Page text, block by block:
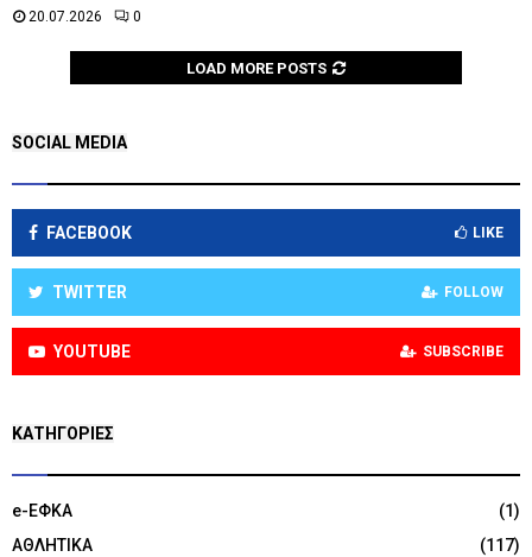
20.07.2026 0
LOAD MORE POSTS
SOCIAL MEDIA
FACEBOOK LIKE
TWITTER FOLLOW
YOUTUBE SUBSCRIBE
KΑΤΗΓΟΡΊΕΣ
e-ΕΦΚΑ
(1)
ΑΘΛΗΤΙΚΑ
(117)